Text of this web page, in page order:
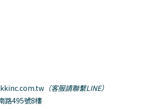
（客服請聯繫LINE）
路495號8樓